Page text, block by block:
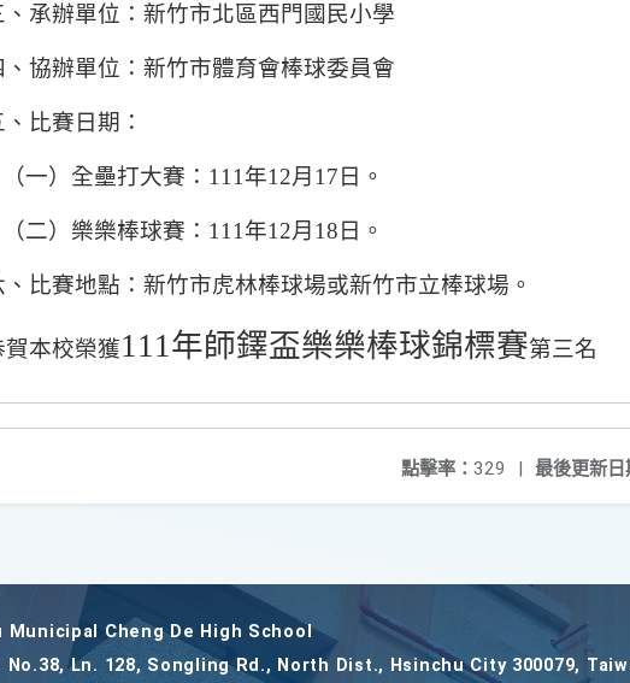
、承辦單位：新竹市北區西門國民小學
、協辦單位：新竹市體育會棒球委員會
、比賽日期：
（一）全壘打大賽： 111 年12月 17 日。
（二）樂樂棒球賽： 111 年12月 18 日。
、比賽地點：新竹市虎林棒球場或新竹市立棒球場。
賀本校榮獲111年師鐸盃樂樂棒球錦標賽第三名
最後更新日
點擊率： 329 |
Municipal Cheng De High School
No.38, Ln. 128, Songling Rd., North Dist., Hsinchu City 300079,